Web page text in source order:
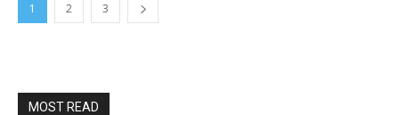
1 2 3
MOST READ